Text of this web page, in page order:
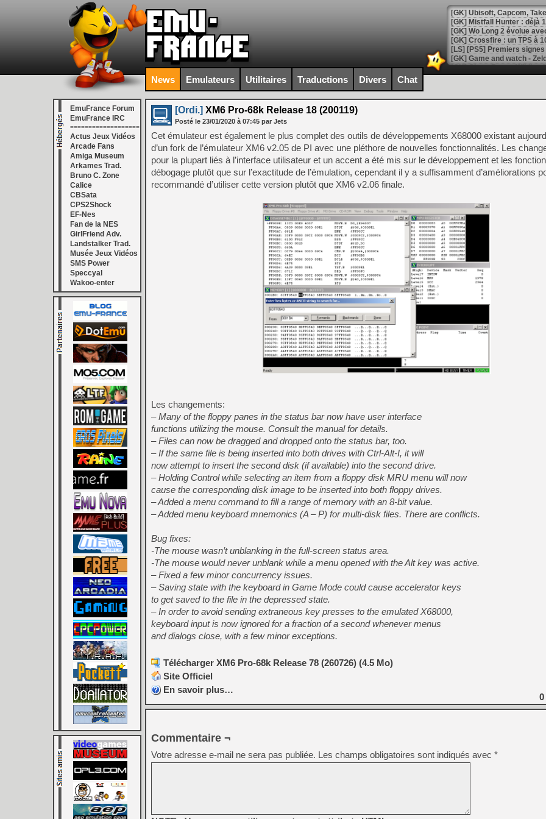
[GK] Mistfall Hunter : déjà
[GK] Wo Long 2 évolue
[GK] Crossfire : un TPS à
[LS] [PS5] Premiers
[Mo5] DOOM arrive en
[GK] Bethesda fête les 30
[GK] Roblox : l'action en
[GK] Agenda - GeForce
[GK] Devolver Digital en a
[LS] [PS5] ps5-y2jb-
[GK] Pourquoi Marvel
[GK] Test : Restory : Chill
[GK] GTA 6 : Rockstar
[GK] Hot Wheels Infinite
[GK] Mémoire cash -
[GK] Résultats Nintendo :
[GK] Déjà des
[Mo5] Brickboy cherche à
[GK] Minecraft et ses «
[GK] Beast of
[GK] Ubisoft : fin de partie
[GK] Mémoire cash -
[GK] Dan Houser (GTA)
[GK] Comment EA Sports
[GK] Crimson Moon : un
[GK] Isle of Reveries : le
[GK] Moonlighter 2 : The
[GK] Capcom relance
[Mo5] Deux inédits du
News Emulateurs Utilitaires Traductions Divers Chat
EmuFrance Forum
EmuFrance IRC
===================
Actus Jeux Vidéos
Arcade Fans
Amiga Museum
Arkames Trad.
Bruno C. Zone
Calice
CBSata
CPS2Shock
EF-Nes
Fan de la NES
GirlFriend Adv.
Landstalker Trad.
Musée Jeux Vidéos
SMS Power
Speccyal
Wakoo-enter
[Ordi.] XM6 Pro-68k Release 18 (200119)
Posté le 23/01/2020 à 07:45 par Jets
Cet émulateur est également le plus complet des outils de développements X68000 existant
d’un fork de l’émulateur XM6 v2.05 de PI avec une pléthore de nouvelles fonctionnalités. Les
pour la plupart liés à l’interface utilisateur et un accent a été mis sur le développement et les
débogage plutôt que sur l’exactitude de l’émulation, cependant il y a suffisamment d’améliorations
recommandé d’utiliser cette version plutôt que XM6 v2.06 finale.
Les changements:
– Many of the floppy panes in the status bar now have user interface
functions utilizing the mouse. Consult the manual for details.
– Files can now be dragged and dropped onto the status bar, too.
– If the same file is being inserted into both drives with Ctrl-Alt-I, it will
now attempt to insert the second disk (if available) into the second drive.
– Holding Control while selecting an item from a floppy disk MRU menu will now
cause the corresponding disk image to be inserted into both floppy drives.
– Added a menu command to fill a range of memory with an 8-bit value.
– Added menu keyboard mnemonics (A – P) for multi-disk files. There are conflicts.
Bug fixes:
-The mouse wasn’t unblanking in the full-screen status area.
-The mouse would never unblank while a menu opened with the Alt key was active.
– Fixed a few minor concurrency issues.
– Saving state with the keyboard in Game Mode could cause accelerator keys
to get saved to the file in the depressed state.
– In order to avoid sending extraneous key presses to the emulated X68000,
keyboard input is now ignored for a fraction of a second whenever menus
and dialogs close, with a few minor exceptions.
Télécharger XM6 Pro-68k Release 78 (260726) (4.5 Mo)
Site Officiel
En savoir plus…
0
Commentaire ¬
Votre adresse e-mail ne sera pas publiée. Les champs obligatoires sont indiqués avec *